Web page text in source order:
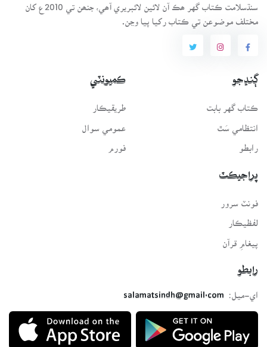
سنڌسلامت ڪتاب گهر ھڪ آن لائين لائبريري آھي، جنھن تي 2010ع کان
مختلف موضوعن تي ڪتاب رکيا پيا وڃن.
ڳنڍجو
ڪتاب گهر بابت
انتظامي سَٿ
رابطو
ڪميونٽي
طريقيڪار
عمومي سوال
فورم
پراجيڪٽ
لفظيڪار
پيغامِ قرآن
رابطو
اي-ميل:
salamatsindh@gmail.com